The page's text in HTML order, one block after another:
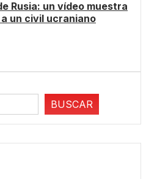
Rusia: un vídeo muestra
un civil ucraniano
BUSCAR